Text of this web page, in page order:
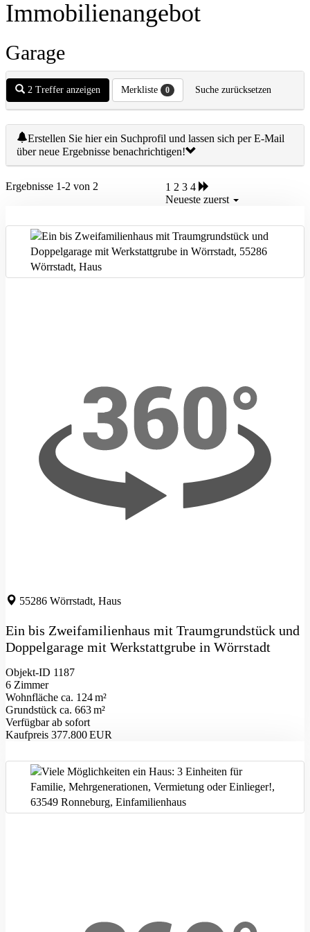
Immobilien­angebot
Garage
2 Treffer anzeigen Merkliste 0 Suche zurücksetzen
Erstellen Sie hier ein Suchprofil und lassen sich per E-Mail
über neue Ergebnisse benachrichtigen!
Ergebnisse 1-2 von 2 1 2 3 4
Neueste zuerst
55286 Wörrstadt, Haus
Ein bis Zweifamilienhaus mit Traumgrundstück und
Doppelgarage mit Werkstattgrube in Wörrstadt
Objekt-ID 1187
6 Zimmer
Wohnfläche ca. 124 m²
Grund­stück ca. 663 m²
Verfügbar ab sofort
Kaufpreis 377.800 EUR